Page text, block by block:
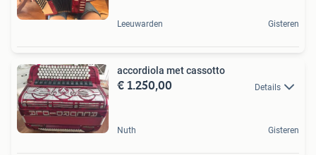
Leeuwarden Gisteren
accordiola met cassotto
€ 1.250,00 Details
Nuth Gisteren